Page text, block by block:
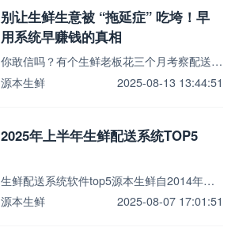
别让生鲜生意被 “拖延症” 吃垮！早
用系统早赚钱的真相
你敢信吗？有个生鲜老板花三个月考察配送系统，最后买的和最初看上的居然是同一款！更扎心的是，这三个月里...
源本生鲜
2025-08-13 13:44:51
2025年上半年生鲜配送系统TOP5
生鲜配送系统软件top5源本生鲜自2014年创立以来，已成长为农产品供应链数字化领域的佼佼者。其系统...
源本生鲜
2025-08-07 17:01:51